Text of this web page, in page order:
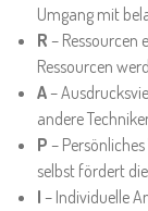
Umgang mit
R – Ressourcen
Ressourcen
A–
andere
P –
selbst fördert
I – Individuelle